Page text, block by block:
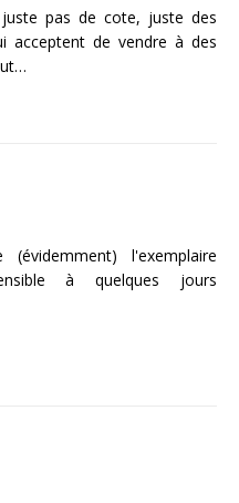
pas de cote, juste des
acceptent de vendre à des
l'exemplaire
à quelques jours